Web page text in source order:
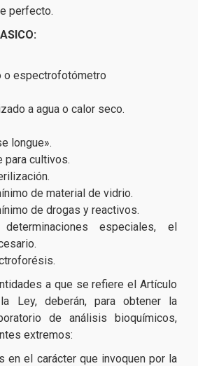
perfecto.
o espectrofotómetro
a agua o calor seco.
longue».
para cultivos.
de material de vidrio.
de drogas y reactivos.
especiales, el
a que se refiere el Artículo
Ley, deberán, para obtener la
de análisis bioquímicos,
extremos:
en el carácter que invoquen por la